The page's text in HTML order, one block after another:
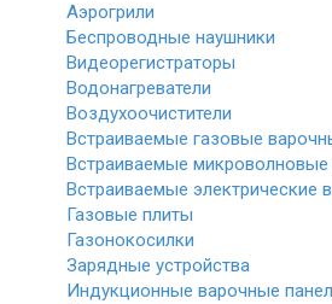
Аэрогрили
Беспроводные наушники
Видеорегистраторы
Водонагреватели
Воздухоочистители
Встраиваемые газовые
Встраиваемые микроволновые
Встраиваемые электрические
Газовые плиты
Газонокосилки
Зарядные устройства
Индукционные варочные